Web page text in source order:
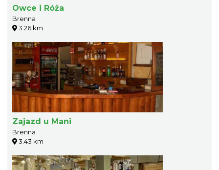
Owce i Róża
Brenna
3.26 km
Zajazd u Mani
Brenna
3.43 km